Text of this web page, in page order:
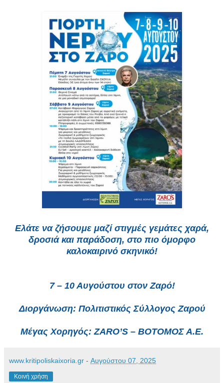
Ελάτε να ζήσουμε μαζί στιγμές γεμάτες χαρά,
δροσιά και παράδοση, στο πιο όμορφο
καλοκαιρινό σκηνικό!
7 – 10 Αυγούστου στον Ζαρό!
Διοργάνωση: Πολιτιστικός Σύλλογος Ζαρού
Μέγας Χορηγός: ZARO’S – ΒΟΤΟΜΟΣ Α.Ε.
www.kritipoliskaixoria.gr - Αυγούστου 07, 2025
Κοινή χρήση